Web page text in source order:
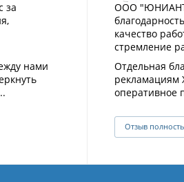
за
нами
ООО
качество
стремление
Отдельная
рекламациям
оперативное
Отзыв